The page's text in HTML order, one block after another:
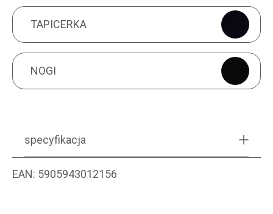
TAPICERKA
TAPICERKA
NOGI
NOGI
specyfikacja
EAN: 5905943012156